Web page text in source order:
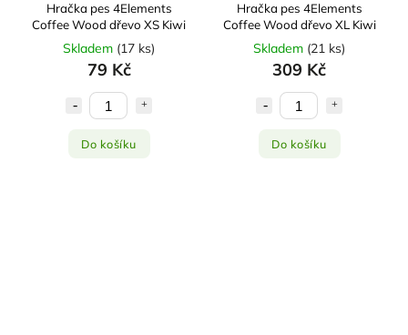
Hračka pes 4Elements
Coffee Wood dřevo XS Kiwi
Skladem (17 ks)
79 Kč
Do košíku
Hračka pes 4Elements
Coffee Wood dřevo XL Kiwi
Skladem (21 ks)
309 Kč
Do košíku